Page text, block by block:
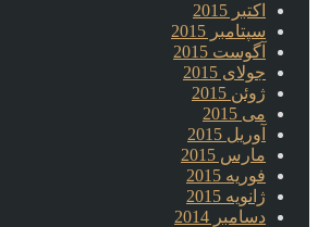
اکتبر 2015
سپتامبر 2015
آگوست 2015
جولای 2015
ژوئن 2015
می 2015
آوریل 2015
مارس 2015
فوریه 2015
ژانویه 2015
دسامبر 2014